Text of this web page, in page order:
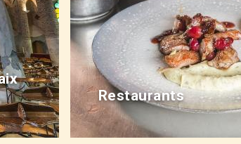
Restaurants